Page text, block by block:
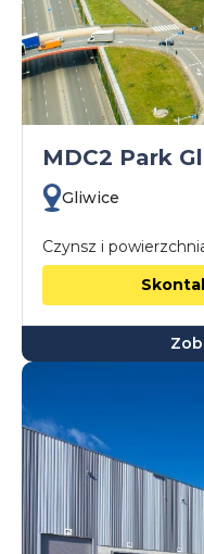
MDC2 Park
Gliwice
Czynsz i